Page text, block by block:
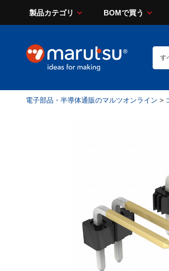
製品カテゴリ BOMで買う
電子部品・半導体通販のマルツオンライン >